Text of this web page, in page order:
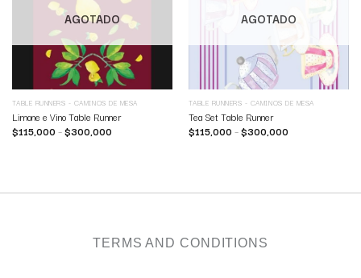
AGOTADO
TABLE RUNNERS - CAMINOS DE MESA
Limone e Vino Table Runner
$115,000 –$300,000
AGOTADO
TABLE RUNNERS - CAMINOS DE MESA
Tea Set Table Runner
$115,000 –$300,000
TERMS AND CONDITIONS